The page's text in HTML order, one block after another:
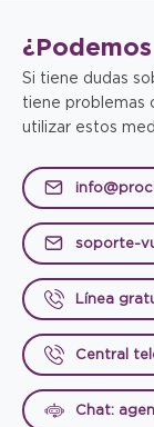
¿Podemos
Si tiene dudas
tiene problemas
utilizar estos
soporte-
Línea
Central
Chat: